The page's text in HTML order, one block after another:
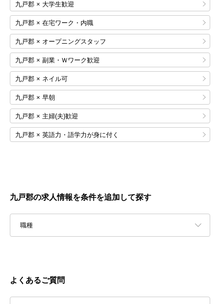
九戸郡 × 大学生歓迎
九戸郡 × 在宅ワーク・内職
九戸郡 × オープニングスタッフ
九戸郡 × 副業・Ｗワーク歓迎
九戸郡 × ネイル可
九戸郡 × 早朝
九戸郡 × 主婦(夫)歓迎
九戸郡 × 英語力・語学力が身に付く
九戸郡の求人情報を条件を追加して探す
職種
よくあるご質問